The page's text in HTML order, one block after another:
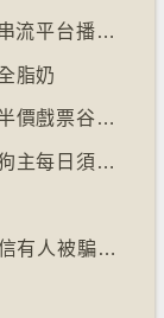
【十萬八千里】全AI生成樂團作品在串流平台播放率累積過百萬
脂奶
【十萬八千里】美國戲院市道疲弱推半價戲票谷生意
【十萬八千里】澳洲首都領地擬規定狗主每日須陪狗隻三小時
【十萬八千里】⁠新加坡新法如警方確信有人被騙可凍結其戶口